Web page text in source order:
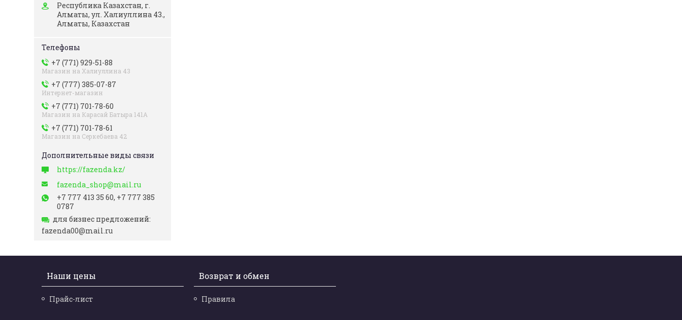
Республика Казахстан, г.
Алматы, ул. Халиуллина 43.,
Алматы, Казахстан
+7 (771) 929-51-88
Магазин на Халиуллина 43
+7 (777) 385-07-87
Интернет-магазин
+7 (771) 701-78-60
Магазин на Карасай Батыра 141А
+7 (771) 701-78-61
Магазин на Серкебаева 42
https://fazenda.kz/
fazenda_shop@mail.ru
+7 777 413 35 60, +7 777 385
0787
для бизнес предложений
fazenda00@mail.ru
Наши цены
Прайс-лист
Возврат и обмен
Правила